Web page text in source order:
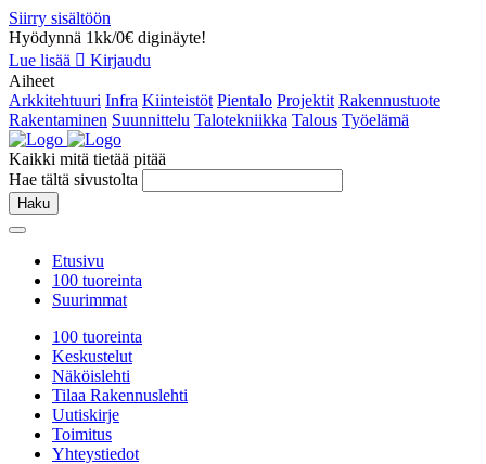
Siirry sisältöön
Hyödynnä 1kk/0€ diginäyte!
Lue lisää
Kirjaudu
Aiheet
Arkkitehtuuri Infra Kiinteistöt Pientalo Projektit Rakennustuote
Rakentaminen Suunnittelu Talotekniikka Talous Työelämä
Kaikki mitä tietää pitää
Hae tältä sivustolta
Haku
Etusivu
100 tuoreinta
Suurimmat
100 tuoreinta
Keskustelut
Näköislehti
Tilaa Rakennuslehti
Uutiskirje
Toimitus
Yhteystiedot